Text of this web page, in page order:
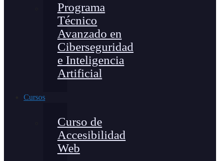
Programa
Técnico
Avanzado en
Ciberseguridad
e Inteligencia
Artificial
Cursos
Curso de
Accesibilidad
Web